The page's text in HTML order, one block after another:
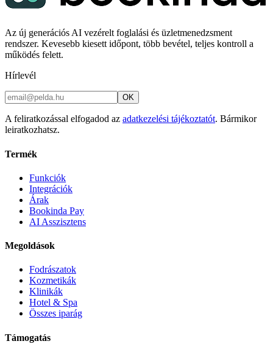
Az új generációs AI vezérelt foglalási és üzletmenedzsment
rendszer. Kevesebb kiesett időpont, több bevétel, teljes kontroll a
működés felett.
Hírlevél
OK
A feliratkozással elfogadod az adatkezelési tájékoztatót. Bármikor
leiratkozhatsz.
Termék
Funkciók
Integrációk
Árak
Bookinda Pay
AI Asszisztens
Megoldások
Fodrászatok
Kozmetikák
Klinikák
Hotel & Spa
Összes iparág
Támogatás